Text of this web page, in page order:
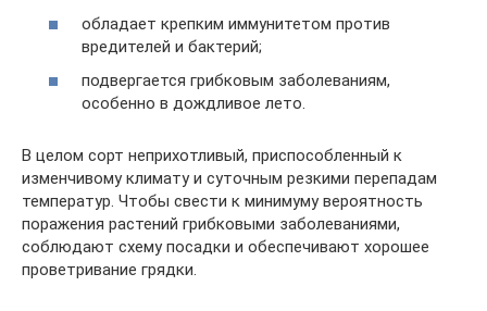
обладает крепким иммунитетом против
вредителей и бактерий;
подвергается грибковым заболеваниям,
особенно в дождливое лето.
В целом сорт неприхотливый, приспособленный к
изменчивому климату и суточным резкими перепадам
температур. Чтобы свести к минимуму вероятность
поражения растений грибковыми заболеваниями,
соблюдают схему посадки и обеспечивают хорошее
проветривание грядки.